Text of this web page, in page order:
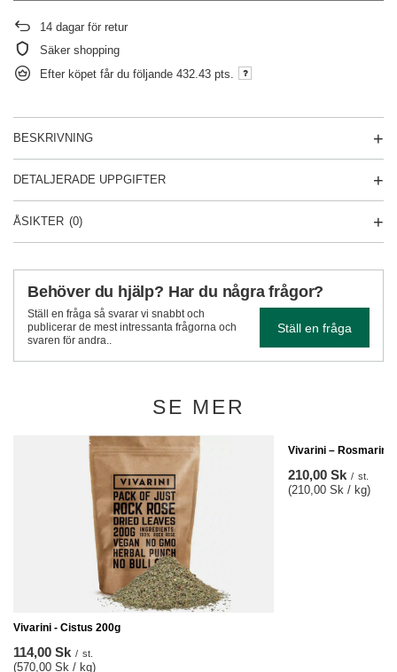
14 dagar för retur
Säker shopping
Efter köpet får du följande 432.43 pts.
BESKRIVNING
DETALJERADE UPPGIFTER
ÅSIKTER (0)
Behöver du hjälp? Har du några frågor?
Ställ en fråga så svarar vi snabbt och
publicerar de mest intressanta frågorna och
svaren för andra..
Ställ en fråga
SE MER
Vivarini - Cistus 200g
114,00 Sk / st.
(570,00 Sk / kg)
Vivarini – Rosmarin
210,00 Sk / st.
(210,00 Sk / kg)